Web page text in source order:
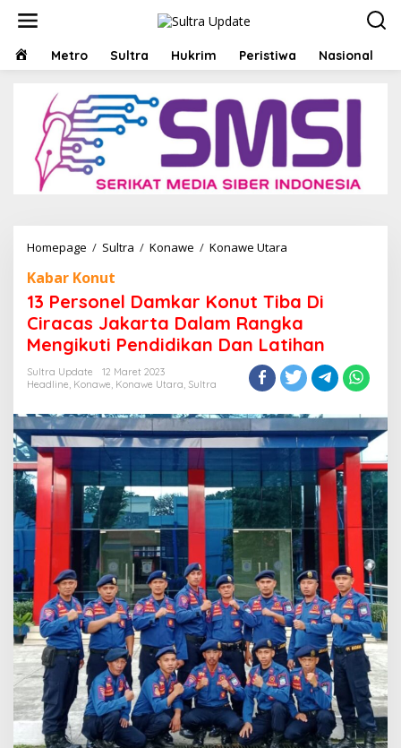
HOMEMetro Sultra Hukrim Peristiwa Nasional
Homepage / Sultra / Konawe / Konawe Utara
Konut
Tiba
Di
Ciracas
Dalam
Rangka
Dan
Latihan
Kabar Konut
13 Personel Damkar Konut Tiba Di
Ciracas Jakarta Dalam Rangka
Mengikuti Pendidikan Dan Latihan
Sultra Update
12 Maret 2023
Headline, Konawe, Konawe Utara, Sultra